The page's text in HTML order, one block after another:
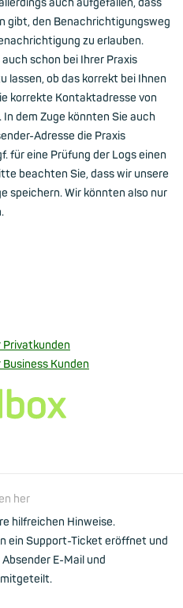
auch aufgefallen, dass
gibt, den Benachrichtigungsweg
zu erlauben.
schon bei Ihrer Praxis
lassen, ob das korrekt bei Ihnen
korrekte Kontaktadresse von
dem Zuge könnten Sie auch
Adresse die Praxis
für eine Prüfung der Logs einen
beachten Sie, dass wir unsere
speichern. Wir könnten also nur
Privatkunden
Kunden
her
hilfreichen Hinweise.
ein Support-Ticket eröffnet und
E-Mail und